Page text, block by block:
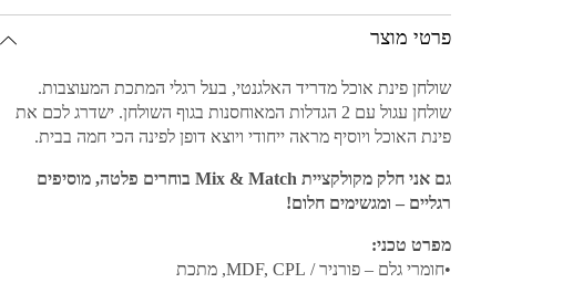
פרטי מוצר
שולחן פינת אוכל מדריד האלגנטי, בעל רגלי המתכת המעוצבות.
שולחן עגול עם 2 הגדלות המאוחסנות בגוף השולחן. ישדרג לכם את
פינת האוכל ויוסיף מראה ייחודי ויוצא דופן לפינה הכי חמה בבית.
גם אני חלק מקולקציית Mix & Match בוחרים פלטה, מוסיפים
רגליים – ומגשימים חלום!
מפרט טכני:
•חומרי גלם – פורניר / MDF, CPL, מתכת